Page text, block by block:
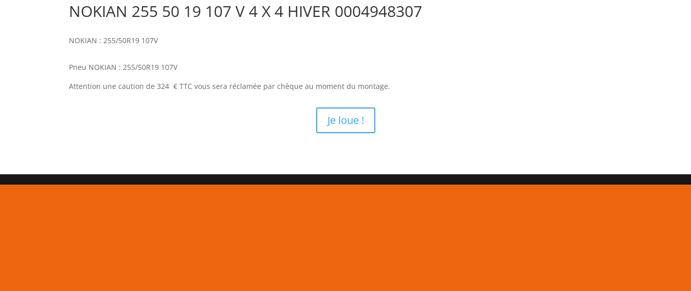
NOKIAN 255 50 19 107 V 4 X 4 HIVER 0004948307
NOKIAN : 255/50R19 107V
Pneu NOKIAN : 255/50R19 107V
Attention une caution de 324 € TTC vous sera réclamée par chèque au moment du montage.
Je loue !